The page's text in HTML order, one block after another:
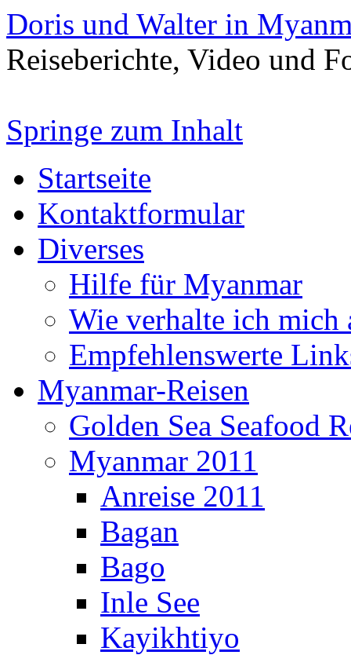
Doris und Walter in
Reiseberichte, Video und
Springe zum Inhalt
Startseite
Kontaktformular
Diverses
Hilfe für Myanmar
Wie verhalte ich
Empfehlenswerte
Myanmar-Reisen
Golden Sea Seafood
Myanmar 2011
Anreise 2011
Bagan
Bago
Inle See
Kayikhtiyo